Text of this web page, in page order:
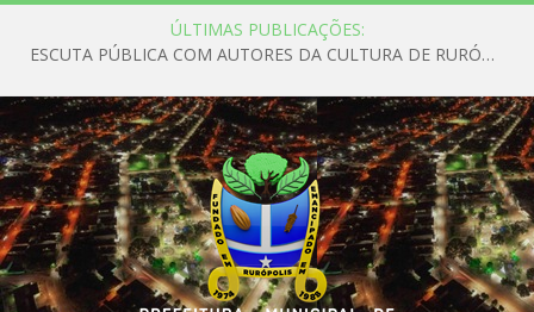
ÚLTIMAS PUBLICAÇÕES:
ESCUTA PÚBLICA COM AUTORES DA CULTURA DE RURÓPOLIS